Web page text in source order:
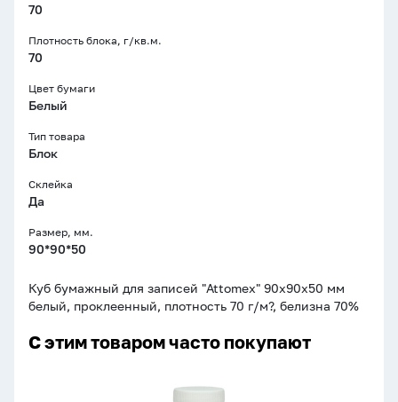
70
Плотность блока, г/кв.м.
70
Цвет бумаги
Белый
Тип товара
Блок
Склейка
Да
Размер, мм.
90*90*50
Куб бумажный для записей "Attomex" 90x90x50 мм
белый, проклеенный, плотность 70 г/м?, белизна 70%
С этим товаром часто покупают